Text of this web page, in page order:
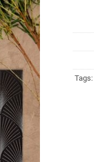
Tags: